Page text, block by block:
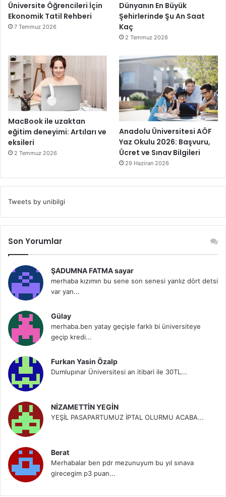
Üniversite Öğrencileri İçin
Ekonomik Tatil Rehberi
7 Temmuz 2026
Dünyanın En Büyük
Şehirlerinde Şu An Saat
Kaç
2 Temmuz 2026
MacBook ile uzaktan
eğitim deneyimi: Artıları ve
eksileri
2 Temmuz 2026
Anadolu Üniversitesi AÖF
Yaz Okulu 2026: Başvuru,
Ücret ve Sınav Bilgileri
29 Haziran 2026
Tweets by unibilgi
Son Yorumlar
ŞADUMNA FATMA sayar
merhaba kızımın bu sene son senesi yanlız dört detsi
var yan...
Gülay
merhaba.ben yatay geçişle farklı bi üniversiteye
geçip kredi...
Furkan Yasin Özalp
Dumlupınar Üniversitesi an itibari ile 30TL...
NİZAMETTİN YEGİN
YEŞİL PASAPARTUMUZ İPTAL OLURMU ACABA...
Berat
Merhabalar ben pdr mezunuyum bu yıl sınava
girecegim p3 puan...